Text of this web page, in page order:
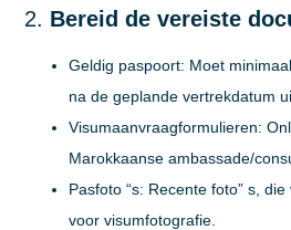
2. Bereid de vereiste
Geldig paspoort: Moet
na de geplande vertrekdatum
Visumaanvraagformulieren:
Marokkaanse ambassade/
Pasfoto “s: Recente foto” s,
voor visumfotografie.